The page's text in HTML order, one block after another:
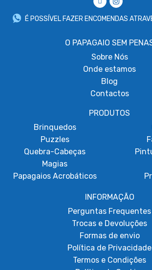
É POSSÍVEL FAZER ENCOMENDAS
O PAPAGAIO SEM
Sobre Nós
Onde estamos
Blog
Contactos
PRODUTOS
Brinquedos
Puzzles
Quebra-Cabeças
Magias
Papagaios Acrobáticos
INFORMAÇÃO
Perguntas Frequentes
Trocas e Devoluções
Formas de envio
Política de Privacidade
Termos e Condições